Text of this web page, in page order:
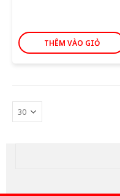
THÊM VÀO GIỎ